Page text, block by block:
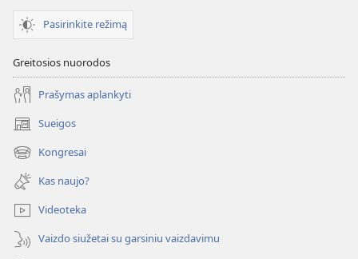
Pasirinkite režimą
Greitosios nuorodos
Prašymas aplankyti
Sueigos
(atsiveria
naujas
langas)
Kongresai
(atsiveria
naujas
langas)
Kas naujo?
Videoteka
Vaizdo siužetai su garsiniu vaizdavimu